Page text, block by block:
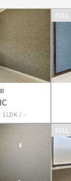
1LDK / -
FULL
FULL